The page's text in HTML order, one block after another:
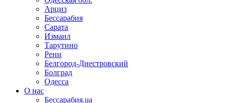
Арциз
Бессарабия
Сарата
Измаил
Тарутино
Рени
Белгород-Днестровский
Болград
Одесса
О нас
Бессарабия.ua